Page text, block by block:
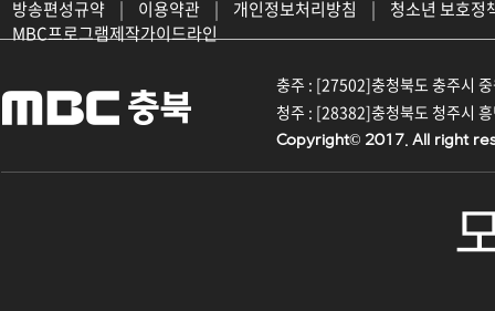
방송편성규약 | 이용약관 | 개인정보처리방침 |
청소년 보호정
MBC프로그램제작가이드라인
충주 : [27502]충청북도 충주시
청주 : [28382]충청북도 청주시
Copyright© 2017. All right